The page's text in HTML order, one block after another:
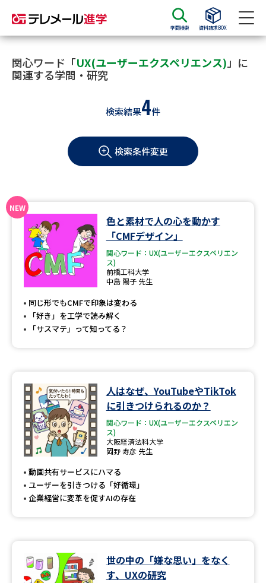
学問検索 資料請求BOX
資料請求 資料検索
大学・短大の資料種類から請求
学部・学科パンフ
総合型選抜・学校推薦型選抜 募
大学入学共通テスト利用選抜の
過去問題集
大学・短大以外の資料から請求
専門学校の資料請求 大学院の資料請求
留学・進学関連、塾・予備校
大学入学共通テスト「受験上の
高等学校（情報）教員資格認定
大学研究
大学で学べる内容や特徴を調べる
データサイエンス特集 奨学金・特待生制度特集
関心ワード「UX(ユーザーエクスペリエンス) 」に
関連する学問・研究
検索結果4件
検索条件変更
色と素材で人の心を動かす
「CMFデザイン」
関心ワード：UX(ユーザーエクスペリエン
ス)
前橋工科大学
中島 陽子 先生
同じ形でもCMFで印象は変わる
「好き」を工学で読み解く
「サスマテ」って知ってる？
人はなぜ、YouTubeやTikTok
に引きつけられるのか？
関心ワード：UX(ユーザーエクスペリエン
ス)
大阪経済法科大学
岡野 寿彦 先生
動画共有サービスにハマる
ユーザーを引きつける「好循環」
企業経営に変革を促すAIの存在
世の中の「嫌な思い」をなく
す、UXの研究